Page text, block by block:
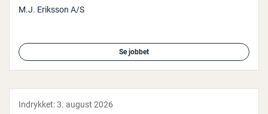
vejspro­jekt?
M.J. Eriksson A/S
Se jobbet
Indrykket:3. august 2026